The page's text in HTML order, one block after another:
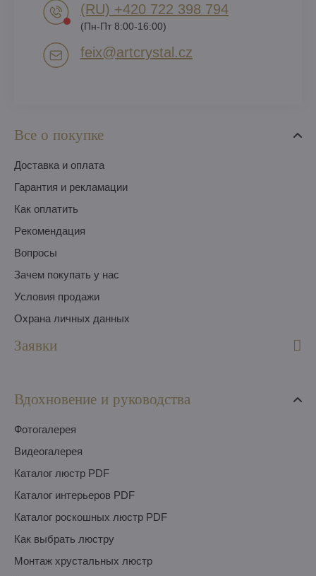
Все о покупке
Доставка и оплата
Гарантия и рекламации
Как оплатить
Pекомендация
Вопросы
Зачем покупать у нас
Условия продажи
Охрана личных данных
Заявки
Вдохновение и руководства
Фотогалерея
Видеогалерея
Каталог люстр PDF
Каталог интерьеров PDF
Каталог роскошных люстр PDF
Как выбрать люстру
Монтаж хрустальных люстр
(RU) +420 722 398 794​
(Пн-Пт 8:00-16:00)
feix​@artcrystal​.cz